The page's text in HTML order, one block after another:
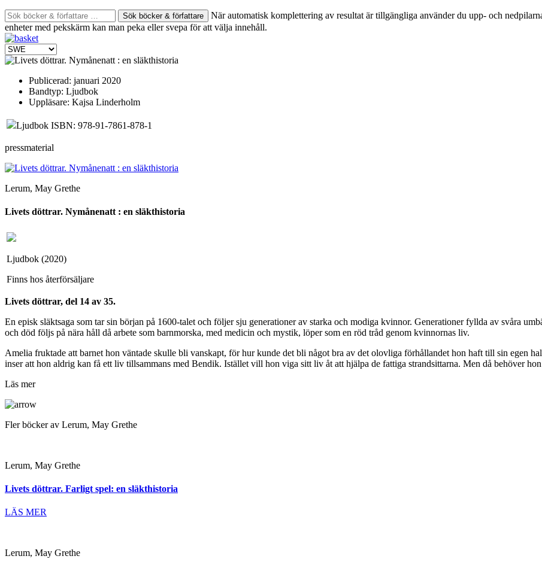
Sök
böcker
&
författare
efter:
När automatisk komplettering av resultat är tillgängliga använder du upp- och
enheter med pekskärm kan man peka eller svepa för att välja innehåll.
Publicerad: januari 2020
Bandtyp: Ljudbok
Uppläsare: Kajsa Linderholm
Ljudbok ISBN: 978-91-7861-878-1
pressmaterial
Lerum, May Grethe
Livets döttrar. Nymånenatt : en släkthistoria
Ljudbok (2020)
Finns hos återförsäljare
Livets döttrar, del 14 av 35.
En episk släktsaga som tar sin början på 1600-talet och följer sju generationer av starka och modiga kvinnor. Generationer fyllda av svåra
och död följs på nära håll då arbete som barnmorska, med medicin och mystik, löper som en röd tråd genom kvinnornas liv.
Amelia fruktade att barnet hon väntade skulle bli vanskapt, för hur kunde det bli något bra av det olovliga förhållandet hon haft till sin egen
inser att hon aldrig kan få ett liv tillsammans med Bendik. Istället vill hon viga sitt liv åt att hjälpa de fattiga strandsittarna. Men då behöver
Läs mer
Fler böcker av Lerum, May Grethe
Lerum, May Grethe
Livets döttrar. Farligt spel: en släkthistoria
LÄS MER
Lerum, May Grethe